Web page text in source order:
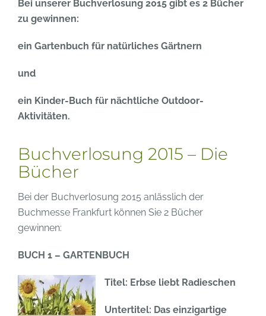
Bei unserer Buchverlosung 2015 gibt es 2 Bücher
zu gewinnen:
ein Gartenbuch für natürliches Gärtnern
und
ein Kinder-Buch für nächtliche Outdoor-
Aktivitäten.
Buchverlosung 2015 – Die
Bücher
Bei der Buchverlosung 2015 anlässlich der
Buchmesse Frankfurt können Sie 2 Bücher
gewinnen:
BUCH 1 – GARTENBUCH
Titel: Erbse liebt Radieschen
Untertitel: Das einzigartige